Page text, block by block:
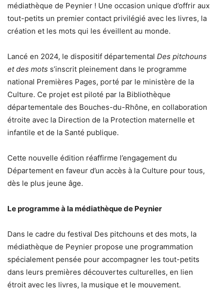
médiathèque de Peynier ! Une occasion unique d’offrir aux
tout-petits un premier contact privilégié avec les livres, la
création et les mots qui les éveillent au monde.
Lancé en 2024, le dispositif départemental Des pitchouns
et des mots s’inscrit pleinement dans le programme
national Premières Pages, porté par le ministère de la
Culture. Ce projet est piloté par la Bibliothèque
départementale des Bouches-du-Rhône, en collaboration
étroite avec la Direction de la Protection maternelle et
infantile et de la Santé publique.
Cette nouvelle édition réaffirme l’engagement du
Département en faveur d’un accès à la Culture pour tous,
dès le plus jeune âge.
Le programme à la médiathèque de Peynier
Dans le cadre du festival Des pitchouns et des mots, la
médiathèque de Peynier propose une programmation
spécialement pensée pour accompagner les tout-petits
dans leurs premières découvertes culturelles, en lien
étroit avec les livres, la musique et le mouvement.